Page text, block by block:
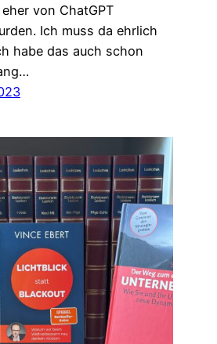
von ChatGPT
Ich muss da ehrlich
habe das auch schon